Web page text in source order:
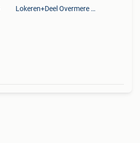
Lokeren+Deel Overmere En Zele